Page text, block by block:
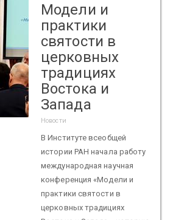
Модели и
практики
святости в
церковных
традициях
Востока и
Запада
Новости
В Институте всеобщей
истории РАН начала работу
международная научная
конференция «Модели и
практики святости в
церковных традициях